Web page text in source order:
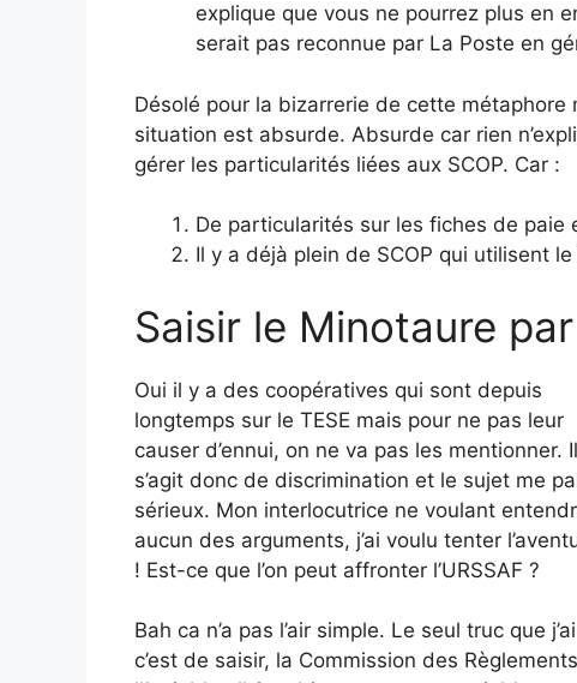
explique que vous ne pourrez plus en
serait pas reconnue par La Poste en
Désolé pour la bizarrerie de cette
situation est absurde. Absurde car rien
gérer les particularités liées aux SCOP. Car :
De particularités sur les fiches de paie
Il y a déjà plein de SCOP qui utilisent le
Saisir le Minotaure
Oui il y a des coopératives qui sont depuis
longtemps sur le TESE mais pour ne pas leur
causer d’ennui, on ne va pas les mentionner. Il
s’agit donc de discrimination et le sujet me
sérieux. Mon interlocutrice ne voulant
aucun des arguments, j’ai voulu tenter
! Est-ce que l’on peut affronter l’URSSAF ?
Bah ca n’a pas l’air simple. Le seul truc que
c’est de saisir, la Commission des